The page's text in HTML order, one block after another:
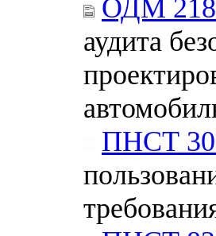
ОДМ
аудита
ПНСТ